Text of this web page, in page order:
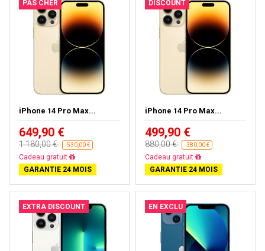
PAS CHER
iPhone 14 Pro Max...
649,90 €
1 180,00 € -530,00 €
Livraison gratuite
GARANTIE 24 MOIS
DISCOUNT
iPhone 14 Pro Max...
499,90 €
880,00 € -380,00 €
Livraison gratuite
GARANTIE 24 MOIS
EXTRA DISCOUNT EN EXCLU